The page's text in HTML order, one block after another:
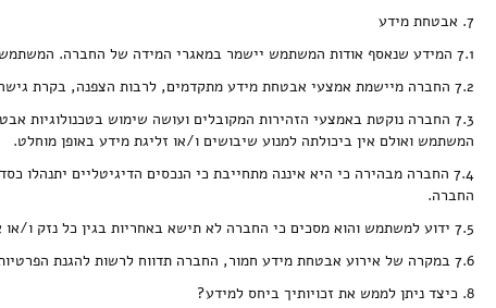
7. אבטחת מידע
7.1 המידע שנאסף אודות המשתמש יישמר במאגרי המידה של החברה. המשתמש מאשר בזאת את העברת המידע למאגרי המידע של החברה.
7.2 החברה מיישמת אמצעי אבטחת מידע מתקדמים, לרבות הצפנה, בקרת גישה ומנגנוני ניטור לצמצום הסיכונים לחדירה בלתי מורשית.
7.3 החברה נוקטת באמצעי הזהירות המקובלים ועושה שימוש
המשתמש ואולם אין ביכולתה למנוע שיבושים ו/או זליגת מידע באופן מוחלט.
7.4 החברה מבהירה כי היא איננה מתחייבת כי הנכסים הדיגיטליים
החברה.
7.5 ידוע למשתמש והוא מסכים כי החברה לא תישא באחריות בגין כל נזק ו/או אובדן ישיר ו/או עקיף מכל סוג שהוא כתוצאה מפגיעה בפרטיות המשתמש.
7.6 במקרה של אירוע אבטחת מידע חמור, החברה תדווח לרשות להגנת הפרטיות ולמשתמשים בהתאם לחוק.
8. כיצד ניתן לממש את זכויותיך ביחס למידע?